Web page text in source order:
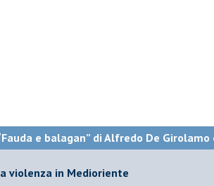
e balagan” di Alfredo De Girolamo
violenza in Medioriente